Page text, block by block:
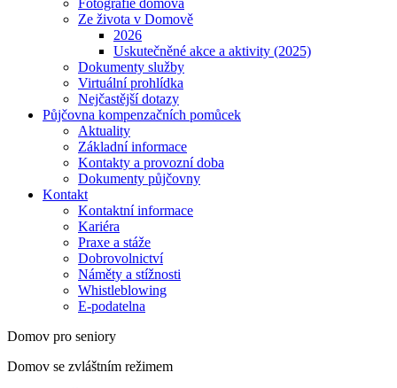
Fotografie domova
Ze života v Domově
2026
Uskutečněné akce a aktivity (2025)
Dokumenty služby
Virtuální prohlídka
Nejčastější dotazy
Půjčovna kompenzačních pomůcek
Aktuality
Základní informace
Kontakty a provozní doba
Dokumenty půjčovny
Kontakt
Kontaktní informace
Kariéra
Praxe a stáže
Dobrovolnictví
Náměty a stížnosti
Whistleblowing
E-podatelna
Domov pro seniory
Domov se zvláštním režimem